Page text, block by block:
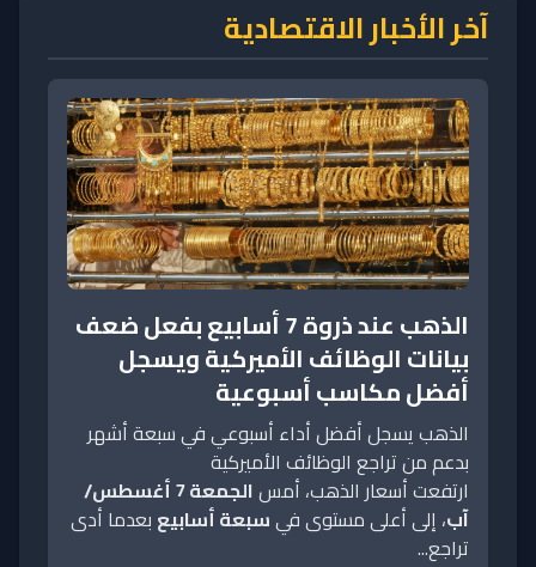
آخر الأخبار الاقتصادية
الذهب عند ذروة 7 أسابيع بفعل ضعف
بيانات الوظائف الأميركية ويسجل
أفضل مكاسب أسبوعية
الذهب يسجل أفضل أداء أسبوعي في سبعة أشهر
بدعم من تراجع الوظائف الأميركية
ارتفعت أسعار الذهب، أمس
الجمعة 7 أغسطس/
آب، إلى أعلى مستوى فيسبعة أسابيع بعدما أدى
تراجع...